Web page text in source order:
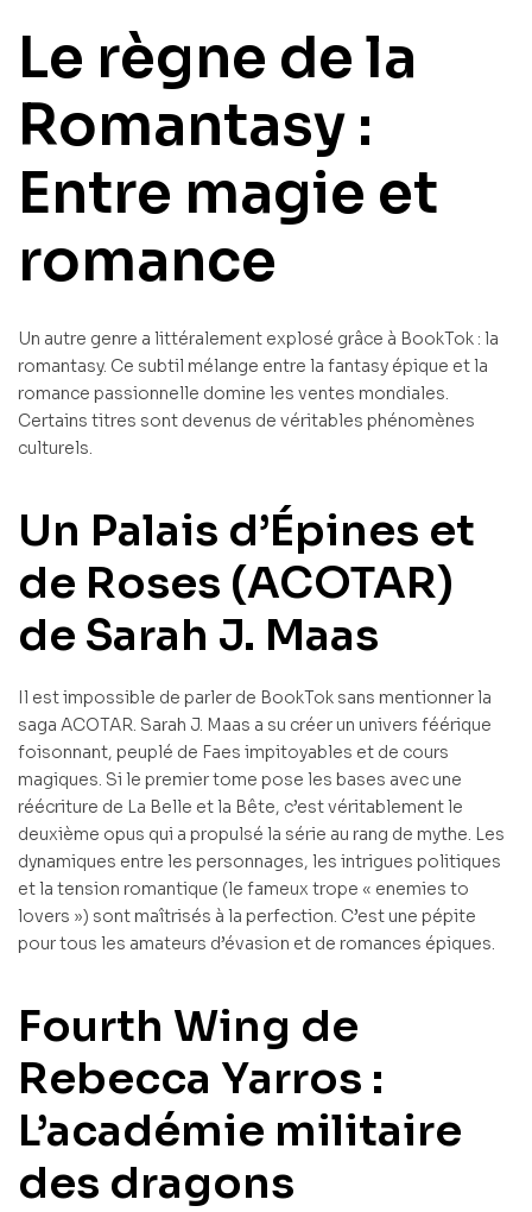
Le règne de la
Romantasy :
Entre magie et
romance
Un autre genre a littéralement explosé grâce à BookTok : la
romantasy. Ce subtil mélange entre la fantasy épique et la
romance passionnelle domine les ventes mondiales.
Certains titres sont devenus de véritables phénomènes
culturels.
Un Palais d’Épines et
de Roses (ACOTAR)
de Sarah J. Maas
Il est impossible de parler de BookTok sans mentionner la
saga ACOTAR. Sarah J. Maas a su créer un univers féérique
foisonnant, peuplé de Faes impitoyables et de cours
magiques. Si le premier tome pose les bases avec une
réécriture de La Belle et la Bête, c’est véritablement le
deuxième opus qui a propulsé la série au rang de mythe. Les
dynamiques entre les personnages, les intrigues politiques
et la tension romantique (le fameux trope « enemies to
lovers ») sont maîtrisés à la perfection. C’est une pépite
pour tous les amateurs d’évasion et de romances épiques.
Fourth Wing de
Rebecca Yarros :
L’académie militaire
des dragons